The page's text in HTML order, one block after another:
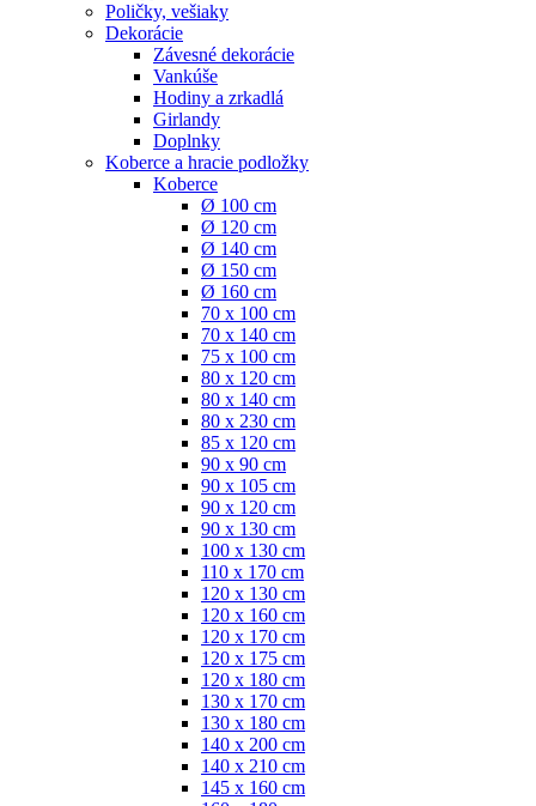
Poličky, vešiaky
Dekorácie
Závesné dekorácie
Vankúše
Hodiny a zrkadlá
Girlandy
Doplnky
Koberce a hracie podložky
Koberce
Ø 100 cm
Ø 120 cm
Ø 140 cm
Ø 150 cm
Ø 160 cm
70 x 100 cm
70 x 140 cm
75 x 100 cm
80 x 120 cm
80 x 140 cm
80 x 230 cm
85 x 120 cm
90 x 90 cm
90 x 105 cm
90 x 120 cm
90 x 130 cm
100 x 130 cm
110 x 170 cm
120 x 130 cm
120 x 160 cm
120 x 170 cm
120 x 175 cm
120 x 180 cm
130 x 170 cm
130 x 180 cm
140 x 200 cm
140 x 210 cm
145 x 160 cm